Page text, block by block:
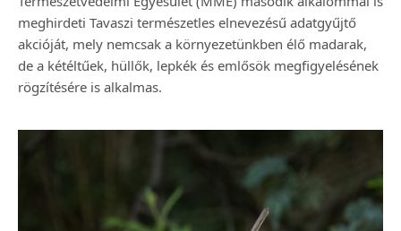
meghirdeti Tavaszi természetles elnevezésű adatgyűjtő
akcióját, mely nemcsak a környezetünkben élő madarak,
de a kétéltűek, hüllők, lepkék és emlősök megfigyelésének
rögzítésére is alkalmas.